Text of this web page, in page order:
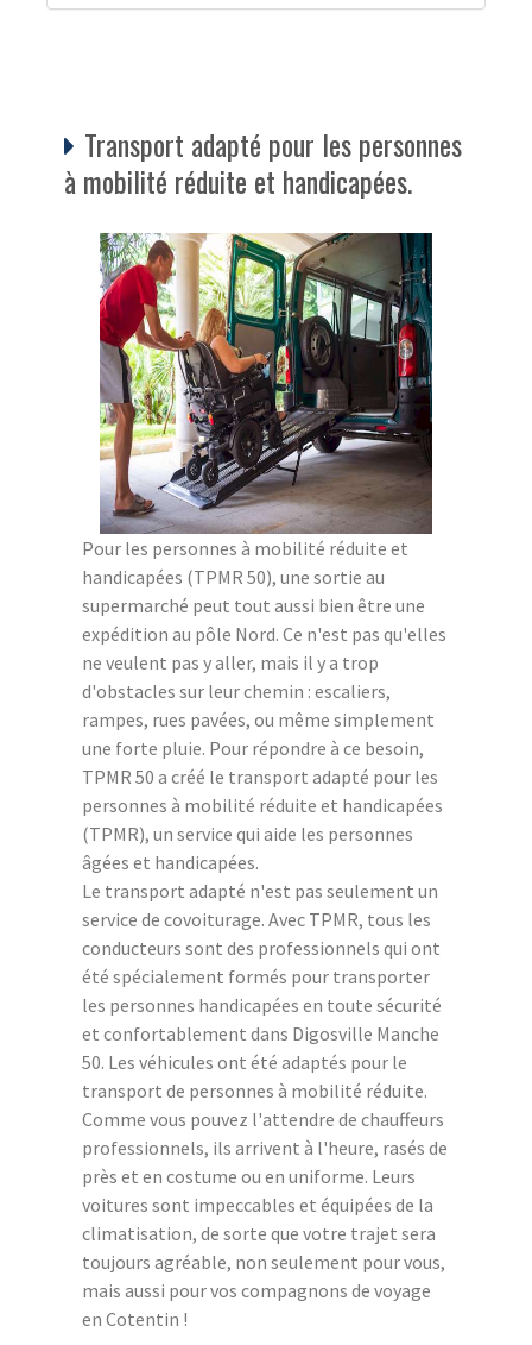
Transport adapté pour les personnes
à mobilité réduite et handicapées.
Pour les personnes à mobilité réduite et
handicapées (TPMR 50), une sortie au
supermarché peut tout aussi bien être une
expédition au pôle Nord. Ce n'est pas qu'elles
ne veulent pas y aller, mais il y a trop
d'obstacles sur leur chemin : escaliers,
rampes, rues pavées, ou même simplement
une forte pluie. Pour répondre à ce besoin,
TPMR 50 a créé le transport adapté pour les
personnes à mobilité réduite et handicapées
(TPMR), un service qui aide les personnes
âgées et handicapées.
Le transport adapté n'est pas seulement un
service de covoiturage. Avec TPMR, tous les
conducteurs sont des professionnels qui ont
été spécialement formés pour transporter
les personnes handicapées en toute sécurité
et confortablement dans Digosville Manche
50. Les véhicules ont été adaptés pour le
transport de personnes à mobilité réduite.
Comme vous pouvez l'attendre de chauffeurs
professionnels, ils arrivent à l'heure, rasés de
près et en costume ou en uniforme. Leurs
voitures sont impeccables et équipées de la
climatisation, de sorte que votre trajet sera
toujours agréable, non seulement pour vous,
mais aussi pour vos compagnons de voyage
en Cotentin !